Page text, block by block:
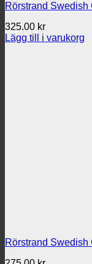
Rörstrand Swedish
325.00 kr
Lägg till i varukorg
Rörstrand Swedish